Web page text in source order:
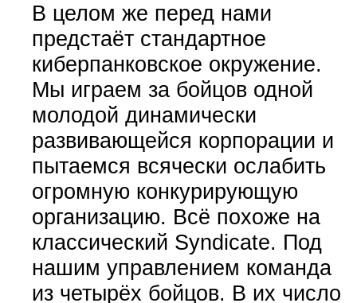
В целом же перед нами
предстаёт стандартное
киберпанковское окружение.
Мы играем за бойцов одной
молодой динамически
развивающейся корпорации и
пытаемся всячески ослабить
огромную конкурирующую
организацию. Всё похоже на
классический Syndicate. Под
нашим управлением команда
из четырёх бойцов. В их число